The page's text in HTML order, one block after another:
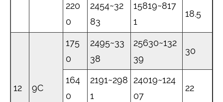
220
0
2454~32
83
15819~817
1
18.5
12 9C
175
0
2495~33
38
25630~132
39
30
164
0
2191~298
1
24019~124
07
22